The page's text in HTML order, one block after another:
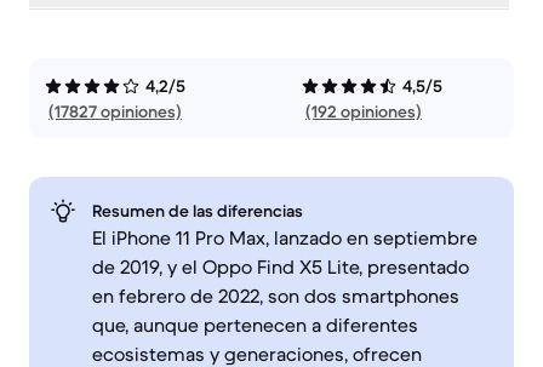
4,2/5
(17827 opiniones)
4,5/5
(192 opiniones)
Resumen de las diferencias
El iPhone 11 Pro Max, lanzado en septiembre
de 2019, y el Oppo Find X5 Lite, presentado
en febrero de 2022, son dos smartphones
que, aunque pertenecen a diferentes
ecosistemas y generaciones, ofrecen